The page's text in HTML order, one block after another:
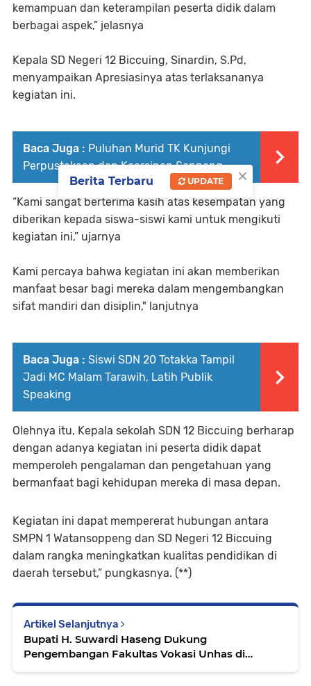
kemampuan dan keterampilan peserta didik dalam
berbagai aspek,” jelasnya
Kepala SD Negeri 12 Biccuing, Sinardin, S.Pd,
menyampaikan Apresiasinya atas terlaksananya
kegiatan ini.
Baca Juga : Puluhan Murid TK Kunjungi
Perpustakaan dan Kearsipan Soppeng
“Kami sangat berterima kasih atas kesempatan yang
diberikan kepada siswa-siswi kami untuk mengikuti
kegiatan ini,” ujarnya
Kami percaya bahwa kegiatan ini akan memberikan
manfaat besar bagi mereka dalam mengembangkan
sifat mandiri dan disiplin," lanjutnya
Baca Juga : Siswi SDN 20 Totakka Tampil
Jadi MC Malam Tarawih, Latih Publik
Speaking
Olehnya itu, Kepala sekolah SDN 12 Biccuing berharap
dengan adanya kegiatan ini peserta didik dapat
memperoleh pengalaman dan pengetahuan yang
bermanfaat bagi kehidupan mereka di masa depan.
Kegiatan ini dapat mempererat hubungan antara
SMPN 1 Watansoppeng dan SD Negeri 12 Biccuing
dalam rangka meningkatkan kualitas pendidikan di
daerah tersebut,” pungkasnya. (**)
Artikel Selanjutnya
Bupati H. Suwardi Haseng Dukung
Pengembangan Fakultas Vokasi Unhas di
×
Berita Terbaru UPDATE